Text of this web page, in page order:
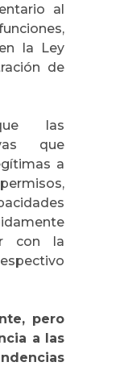
al
la Ley
de
las
que
a
con la
pero
a las